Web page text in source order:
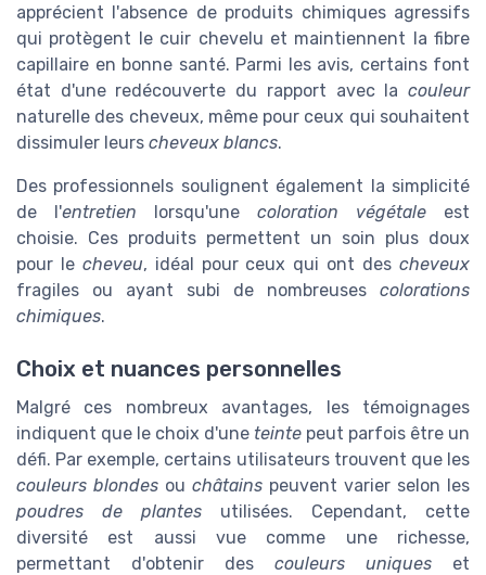
apprécient l'absence de produits chimiques agressifs
qui protègent le cuir chevelu et maintiennent la fibre
capillaire en bonne santé. Parmi les avis, certains font
état d'une redécouverte du rapport avec la couleur
naturelle des cheveux, même pour ceux qui souhaitent
dissimuler leurs cheveux blancs.
Des professionnels soulignent également la simplicité
de l'entretien lorsqu'une coloration végétale est
choisie. Ces produits permettent un soin plus doux
pour le cheveu, idéal pour ceux qui ont descheveux
fragiles ou ayant subi de nombreuses colorations
chimiques.
Choix et nuances personnelles
Malgré ces nombreux avantages, les témoignages
indiquent que le choix d'une teinte peut parfois être un
défi. Par exemple, certains utilisateurs trouvent que les
couleurs blondes ou châtains peuvent varier selon les
poudres de plantes utilisées. Cependant, cette
diversité est aussi vue comme une richesse,
permettant d'obtenir des couleurs uniques et